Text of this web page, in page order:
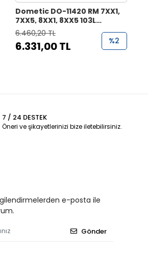
Dometic DO-11420 RM 7XX1,
7XX5, 8XX1, 8XX5 103L
Buzdolabı Gaz Brülörü
6.460,20 TL
6.331,00 TL %2
7 / 24 DESTEK
Öneri ve şikayetlerinizi bize iletebilirsiniz.
e-posta ile
Gönder